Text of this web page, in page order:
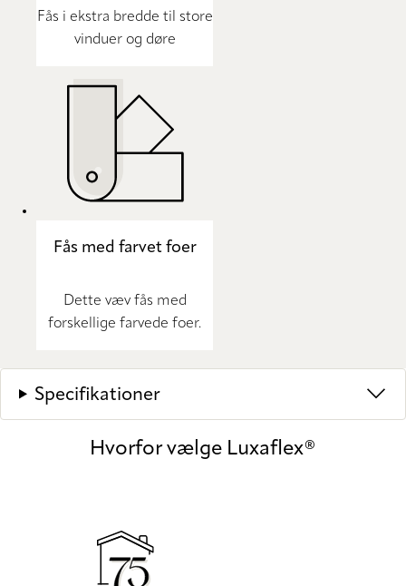
Fås i ekstra bredde til store
vinduer og døre
Fås med farvet foer
Dette væv fås med
forskellige farvede foer.
Specifikationer
Hvorfor vælge Luxaflex®